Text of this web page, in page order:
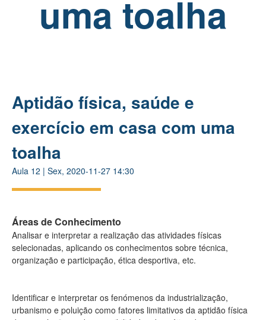
uma toalha
Aptidão física, saúde e
exercício em casa com uma
toalha
Aula 12 | Sex, 2020-11-27 14:30
Áreas de Conhecimento
Analisar e interpretar a realização das atividades físicas
selecionadas, aplicando os conhecimentos sobre técnica,
organização e participação, ética desportiva, etc.
Identificar e interpretar os fenómenos da industrialização,
urbanismo e poluição como fatores limitativos da aptidão física